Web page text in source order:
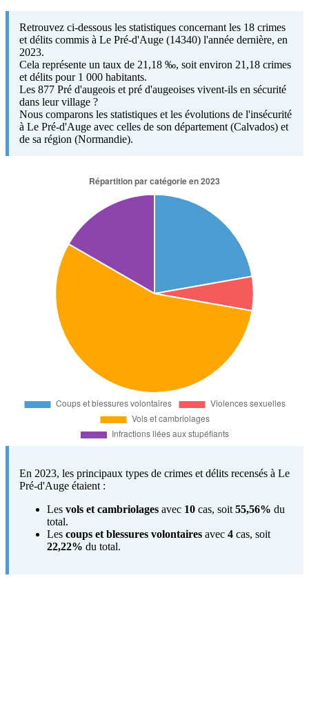
Retrouvez ci-dessous les statistiques concernant les 18 crimes
et délits commis à Le Pré-d'Auge (14340) l'année dernière, en
2023.
Cela représente un taux de 21,18 ‰, soit environ 21,18 crimes
et délits pour 1 000 habitants.
Les 877 Pré d'augeois et pré d'augeoises vivent-ils en sécurité
dans leur village ?
Nous comparons les statistiques et les évolutions de l'insécurité
à Le Pré-d'Auge avec celles de son département (Calvados) et
de sa région (Normandie).
En 2023, les principaux types de crimes et délits recensés à Le
Pré-d'Auge étaient :
Les vols et cambriolages avec 10 cas, soit 55,56% du
total.
Les coups et blessures volontaires avec 4 cas, soit
22,22% du total.